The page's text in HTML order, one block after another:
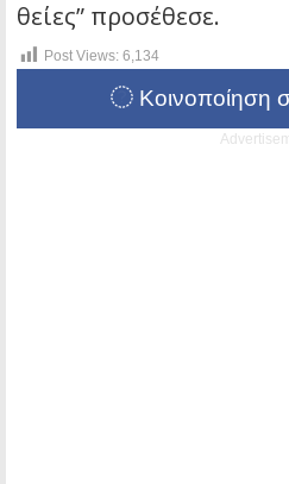
θείες” προσέθεσε.
Post Views: 6,134
Κοινοποίηση